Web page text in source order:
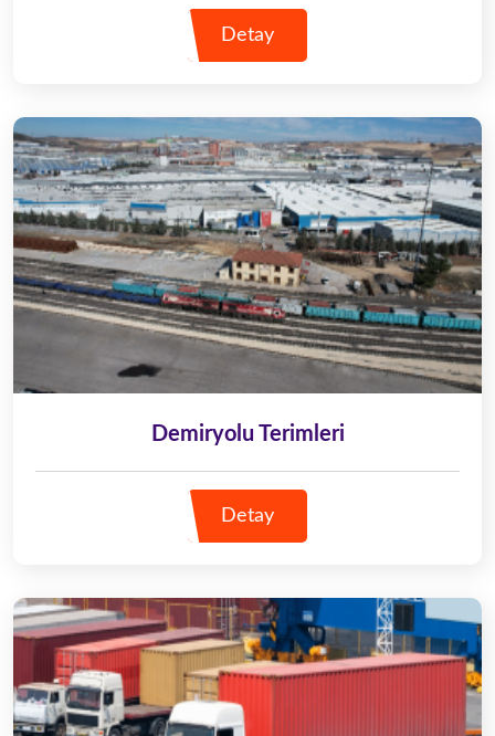
Detay
Demiryolu Terimleri
Detay